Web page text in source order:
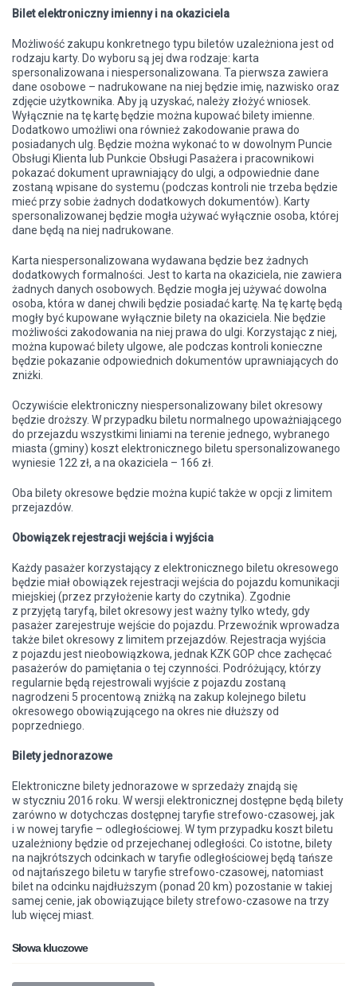
Bilet elektroniczny imienny i na okaziciela
Możliwość zakupu konkretnego typu biletów uzależniona jest od
rodzaju karty. Do wyboru są jej dwa rodzaje: karta
spersonalizowana i niespersonalizowana. Ta pierwsza zawiera
dane osobowe – nadrukowane na niej będzie imię, nazwisko oraz
zdjęcie użytkownika. Aby ją uzyskać, należy złożyć wniosek.
Wyłącznie na tę kartę będzie można kupować bilety imienne.
Dodatkowo umożliwi ona również zakodowanie prawa do
posiadanych ulg. Będzie można wykonać to w dowolnym Puncie
Obsługi Klienta lub Punkcie Obsługi Pasażera i pracownikowi
pokazać dokument uprawniający do ulgi, a odpowiednie dane
zostaną wpisane do systemu (podczas kontroli nie trzeba będzie
mieć przy sobie żadnych dodatkowych dokumentów). Karty
spersonalizowanej będzie mogła używać wyłącznie osoba, której
dane będą na niej nadrukowane.
Karta niespersonalizowana wydawana będzie bez żadnych
dodatkowych formalności. Jest to karta na okaziciela, nie zawiera
żadnych danych osobowych. Będzie mogła jej używać dowolna
osoba, która w danej chwili będzie posiadać kartę. Na tę kartę będą
mogły być kupowane wyłącznie bilety na okaziciela. Nie będzie
możliwości zakodowania na niej prawa do ulgi. Korzystając z niej,
można kupować bilety ulgowe, ale podczas kontroli konieczne
będzie pokazanie odpowiednich dokumentów uprawniających do
zniżki.
Oczywiście elektroniczny niespersonalizowany bilet okresowy
będzie droższy. W przypadku biletu normalnego upoważniającego
do przejazdu wszystkimi liniami na terenie jednego, wybranego
miasta (gminy) koszt elektronicznego biletu spersonalizowanego
wyniesie 122 zł, a na okaziciela – 166 zł.
Oba bilety okresowe będzie można kupić także w opcji z limitem
przejazdów.
Obowiązek rejestracji wejścia i wyjścia
Każdy pasażer korzystający z elektronicznego biletu okresowego
będzie miał obowiązek rejestracji wejścia do pojazdu komunikacji
miejskiej (przez przyłożenie karty do czytnika). Zgodnie
z przyjętą taryfą, bilet okresowy jest ważny tylko wtedy, gdy
pasażer zarejestruje wejście do pojazdu. Przewoźnik wprowadza
także bilet okresowy z limitem przejazdów. Rejestracja wyjścia
z pojazdu jest nieobowiązkowa, jednak KZK GOP chce zachęcać
pasażerów do pamiętania o tej czynności. Podróżujący, którzy
regularnie będą rejestrowali wyjście z pojazdu zostaną
nagrodzeni 5 procentową zniżką na zakup kolejnego biletu
okresowego obowiązującego na okres nie dłuższy od
poprzedniego.
Bilety jednorazowe
Elektroniczne bilety jednorazowe w sprzedaży znajdą się
w styczniu 2016 roku. W wersji elektronicznej dostępne będą bilety
zarówno w dotychczas dostępnej taryfie strefowo-czasowej, jak
i w nowej taryfie – odległościowej. W tym przypadku koszt biletu
uzależniony będzie od przejechanej odległości. Co istotne, bilety
na najkrótszych odcinkach w taryfie odległościowej będą tańsze
od najtańszego biletu w taryfie strefowo-czasowej, natomiast
bilet na odcinku najdłuższym (ponad 20 km) pozostanie w takiej
samej cenie, jak obowiązujące bilety strefowo-czasowe na trzy
lub więcej miast.
Słowa kluczowe